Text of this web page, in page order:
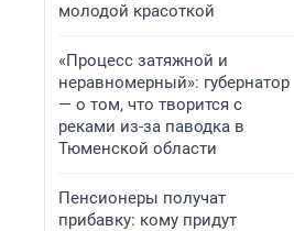
молодой красоткой
«Процесс затяжной и
неравномерный»: губернатор
— о том, что творится с
реками из-за паводка в
Тюменской области
Пенсионеры получат
прибавку: кому придут